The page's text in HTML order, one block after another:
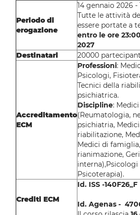
Periodo di
erogazione
14 gennaio 2026 -
Tutte le attività
essere portate a
entro le ore
2027
Destinatari
20000
Accreditamento
ECM
Professioni:
Psicologi,
Tecnici della
psichiatrica.
Discipline:
(Reumatologia,
psichiatria,
riabilitazione,
Medici di
rianimazione,
interna),Psicologi
Psicoterapia).
Crediti ECM
Id. ISS -140F26_F
Id. Agenas -